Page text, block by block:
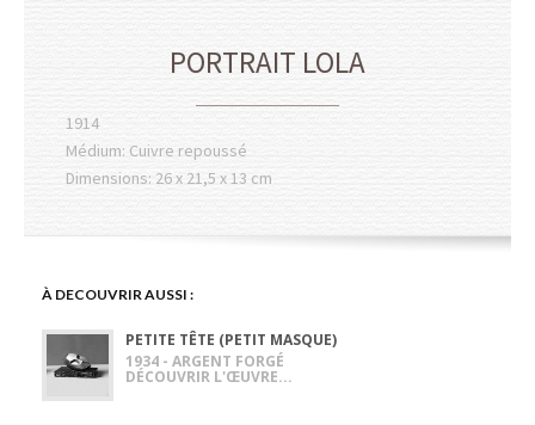
PORTRAIT LOLA
1914
Médium: Cuivre repoussé
Dimensions: 26 x 21,5 x 13 cm
À DECOUVRIR AUSSI :
PETITE TÊTE (PETIT MASQUE)
1934 - ARGENT FORGÉ
DÉCOUVRIR L'ŒUVRE...